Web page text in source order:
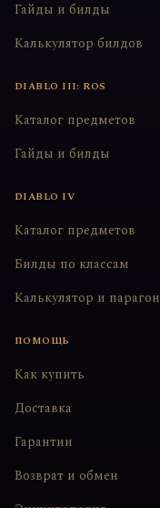
Гайды и билды
Калькулятор билдов
DIABLO III: ROS
Каталог предметов
Гайды и билды
DIABLO IV
Каталог предметов
Билды по классам
Калькулятор и парагон
ПОМОЩЬ
Как купить
Доставка
Гарантии
Возврат и обмен